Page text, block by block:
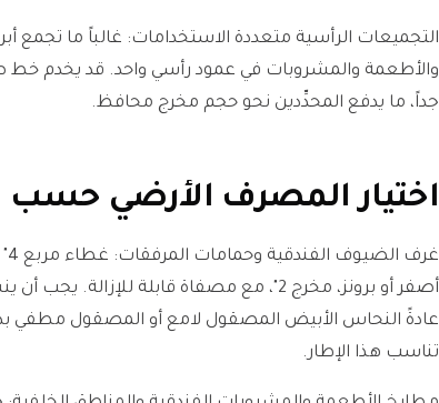
التجميعات الرأسية متعددة الاستخدامات: غالباً ما تجمع
والأطعمة والمشروبات في عمود رأسي واحد. قد يخدم
جداً، ما يدفع المحدِّدين نحو حجم مخرج محافظ.
اختيار المصرف الأرضي حسب
أصفر أو برونز، مخرج 2"، مع مصفاة قابلة
تناسب هذا الإطار.